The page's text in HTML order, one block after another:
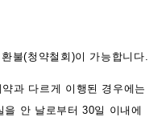
불(청약철회)이 가능합니다.
과 다르게 이행된 경우에는
안 날로부터 30일 이내에